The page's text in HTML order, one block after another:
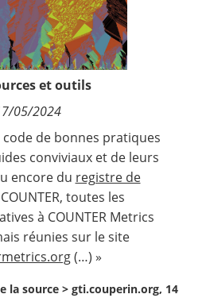
et outils
05/2024
code de bonnes pratiques
conviviaux et de leurs
encore du registre de
COUNTER, toutes les
à COUNTER Metrics
réunies sur le site
(…) »
la source > gti.couperin.org, 14